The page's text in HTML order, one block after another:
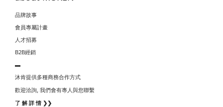
品牌故事
會員專屬計畫
人才招募
B2B經銷
▬
沐肯提供多種商務合作方式
歡迎洽詢, 我們會有專人與您聯繫
了 解 詳 情 ❯❯